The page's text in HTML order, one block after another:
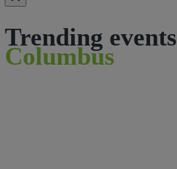
Trending
Columbus